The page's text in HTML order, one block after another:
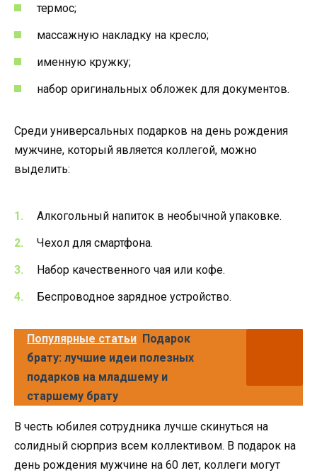
термос;
массажную накладку на кресло;
именную кружку;
набор оригинальных обложек для документов.
Среди универсальных подарков на день рождения
мужчине, который является коллегой, можно
выделить:
Алкогольный напиток в необычной упаковке.
Чехол для смартфона.
Набор качественного чая или кофе.
Беспроводное зарядное устройство.
Популярные статьи Подарок
брату: лучшие идеи полезных
подарков на младшему и
старшему брату
В честь юбилея сотрудника лучше скинуться на
солидный сюрприз всем коллективом. В подарок на
день рождения мужчине на 60 лет, коллеги могут